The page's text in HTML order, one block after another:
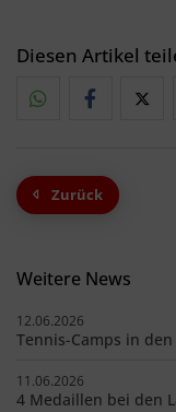
Diesen Artikel
Zurück
Weitere News
12.06.2026
Tennis-Camps in
11.06.2026
4 Medaillen bei den